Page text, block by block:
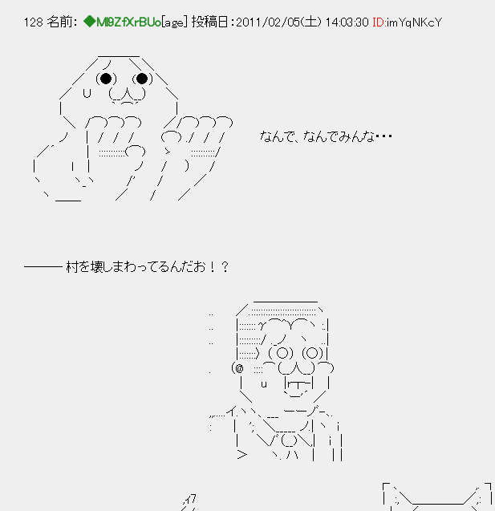
128 名前： ◆Ml9ZfXrBUo [age] 投稿日：2011/02/05(土) 14:03:30 ID:imYqNKcY
／ ノ ＼＼
／ （●） (●）＼
／ ∪ （__人__） ＼
＼ /⌒)⌒)⌒) ／/⌒)⌒)⌒)
ノ | / / / (⌒) ./ / / なんで、なんでみんな・・・
／´ | :::::::::::(⌒) ゝ ::::::::::/
| ｌ | ノ / ） /
ヽ ヽ_ヽ /' / ／
ヽ ＿＿ ／ / ／
――― 村を壊しまわってるんだお！？
.. ／.:::::::::::::::::::::::::::ヽ
.. |:::::::γ⌒^Ｙ⌒ヽ :.|
.. |:::::::::/ ._ノ ヽ ..|
|:::::::〉 （ ○） （○）|
. （@ ::::⌒（__人__）⌒)
| u |r┬-| |
＼ `ー'´ ／
,,.....イ.ヽヽ、___ ーーノﾞ-､.
: | '; ＼_____ ノ.| ヽ i
| ＼/ﾞ（__)＼,| i |
＞ ヽ. ハ | |｜
┌ 、 ,. ┐
,ｨ7 | :,＼＿＿＿＿／,: |